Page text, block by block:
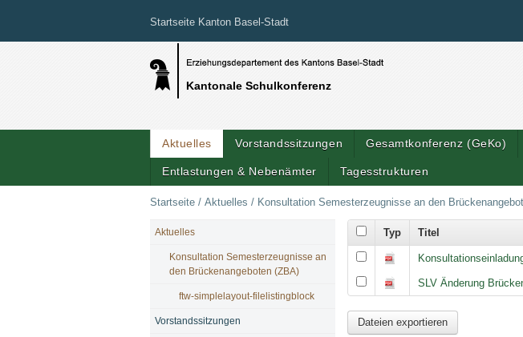
Startseite Kanton Basel-Stadt
Kantonale Schulkonferenz
Aktuelles Vorstandssitzungen Gesamtkonferenz (GeKo)
Entlastungen & Nebenämter Tagesstrukturen
Startseite / Aktuelles / Konsultation Semesterzeugnisse an den
Typ Titel
SLV Änderung
Dateien exportieren
NAVIGATION
Aktuelles
Konsultation Semesterzeugnisse an
den Brückenangeboten (ZBA)
ftw-simplelayout-filelistingblock
Vorstandssitzungen